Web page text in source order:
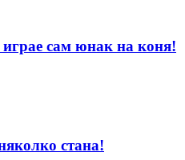
сам юнак на коня!
стана!